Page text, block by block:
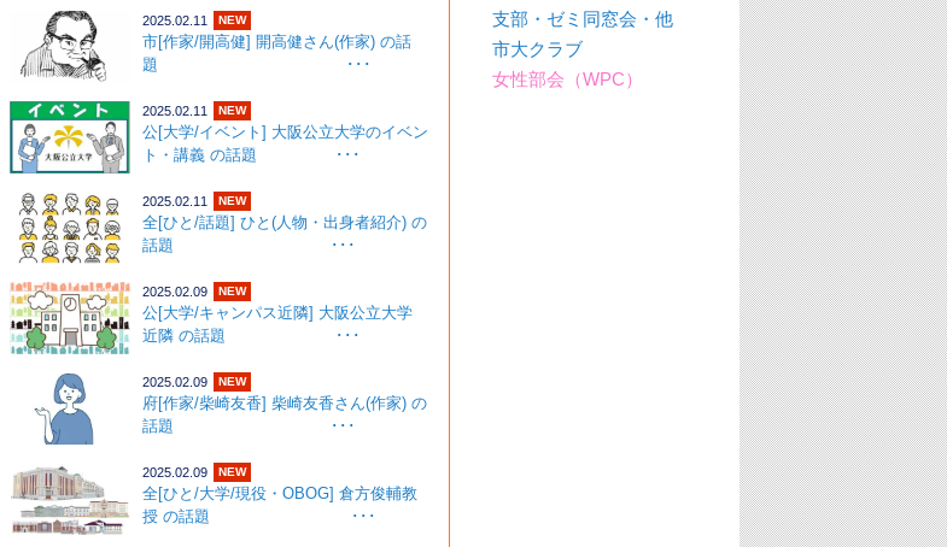
2025.02.11 NEW
市[作家/開高健] 開高健さん(作家) の話
題 ･･･
2025.02.11 NEW
公[大学/イベント] 大阪公立大学のイベン
ト・講義 の話題 ･･･
2025.02.11 NEW
全[ひと/話題] ひと(人物・出身者紹介) の
話題 ･･･
2025.02.09 NEW
公[大学/キャンパス近隣] 大阪公立大学
近隣 の話題 ･･･
2025.02.09 NEW
府[作家/柴崎友香] 柴崎友香さん(作家) の
話題 ･･･
2025.02.09 NEW
全[ひと/大学/現役・OBOG] 倉方俊輔教
授 の話題 ･･･
支部・ゼミ同窓会・他
市大クラブ
女性部会（WPC）